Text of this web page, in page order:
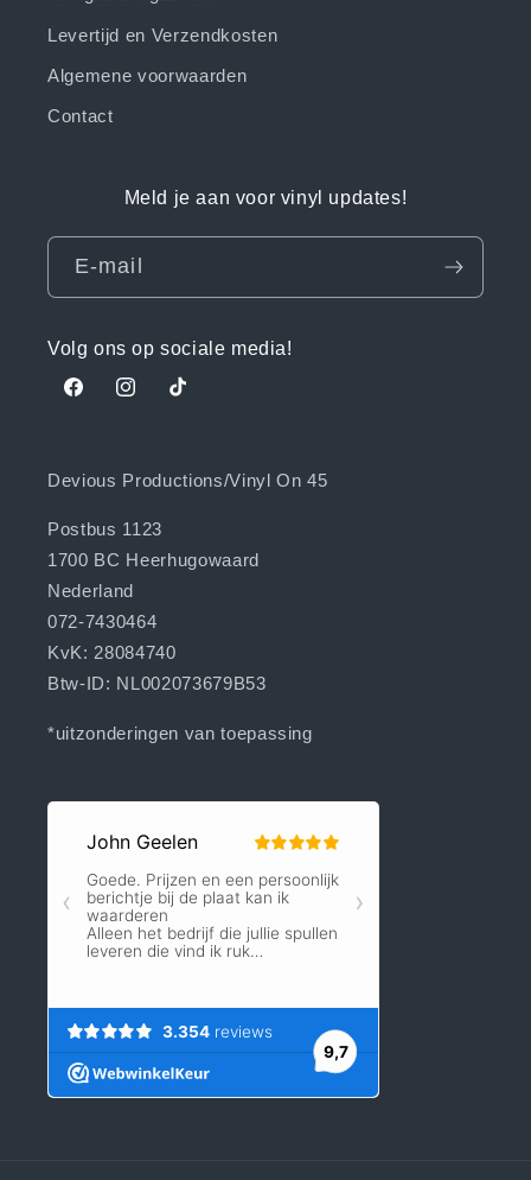
Levertijd en Verzendkosten
Algemene voorwaarden
Contact
Meld je aan voor vinyl updates!
E‑mail
Volg ons op sociale media!
FacebookInstagramTikTok
Devious Productions/Vinyl On 45
Postbus 1123
1700 BC Heerhugowaard
Nederland
072-7430464
KvK: 28084740
Btw-ID: NL002073679B53
*uitzonderingen van toepassing